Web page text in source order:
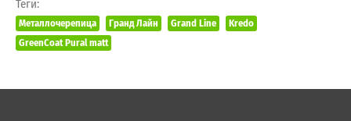
Теги:
Металлочерепица Гранд Лайн Grand Line
Kredo
GreenCoat Pural matt